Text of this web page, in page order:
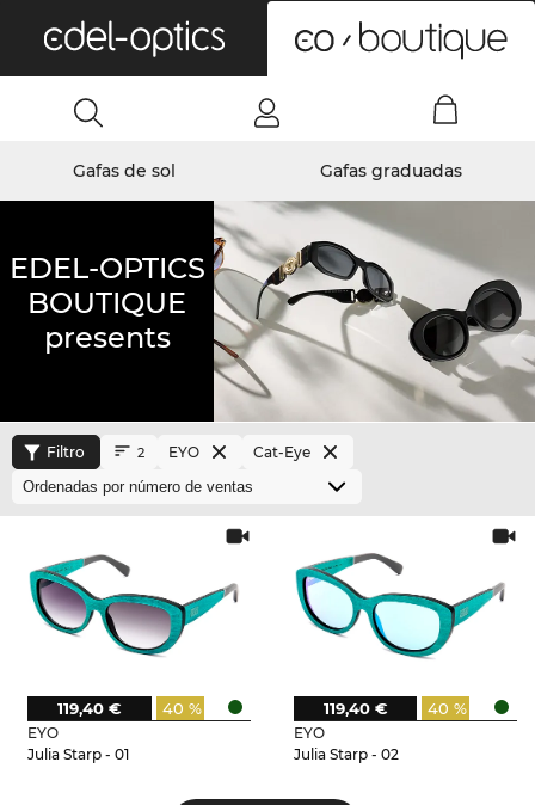
Gafas de sol Gafas graduadas
EDEL-OPTICS
BOUTIQUE
presents
Filtro 2 EYO Cat-Eye
EYO
Julia Starp - 01
40 %
119,40 €
EYO
Julia Starp - 02
40 %
119,40 €